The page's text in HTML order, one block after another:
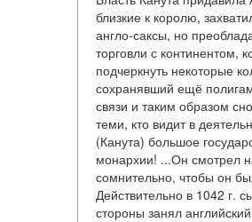
близкие к королю,
англо-саксы, но
торговли с континентом,
подчеркнуть некоторые
сохранявший ещё
связи и таким образом
теми, кто видит в
(Канута) большое
монархии! ...Он смотрел
сомнительно, чтобы он
Действительно в 1042 г.
стороны занял